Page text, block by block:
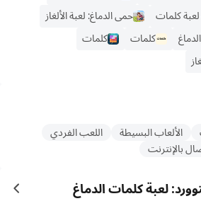
كلمات
حمى الدماغ: لعبة الألغاز
كلمات
كلمات
الألعاب البسيطة
اللعب الفردي
بالإنترنت
لعبة كلمات الدماغ